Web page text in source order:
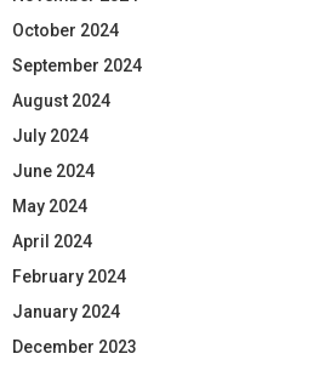
October 2024
September 2024
August 2024
July 2024
June 2024
May 2024
April 2024
February 2024
January 2024
December 2023